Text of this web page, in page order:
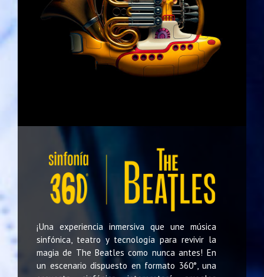
¡Una experiencia inmersiva que une música
sinfónica, teatro y tecnología para revivir la
magia de The Beatles como nunca antes! En
un escenario dispuesto en formato 360°, una